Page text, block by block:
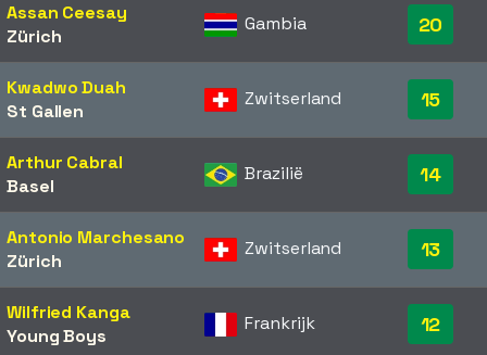
Assan Ceesay
Zürich
Gambia 20
Kwadwo Duah
St Gallen
Zwitserland 15
Arthur Cabral
Basel
Brazilië 14
Antonio Marchesano
Zürich
Zwitserland 13
Wilfried Kanga
Young Boys
Frankrijk 12